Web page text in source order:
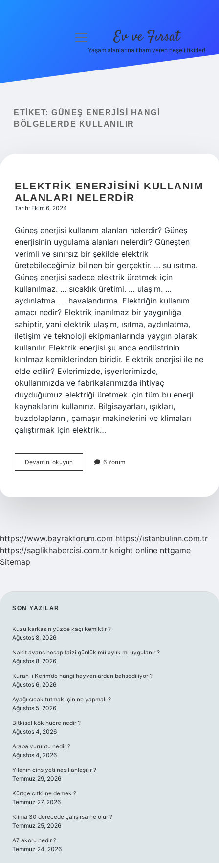
Yasal Uyarı
menüyü
Ev ve Fırsat
Yaşam alanlarına ilham veren neşeli fikirler!
ETIKET: GÜNEŞ ENERJISI HANGI
BÖLGELERDE KULLANILIR
ELEKTRIK ENERJISINI KULLANIM
ALANLARI NELERDIR
Tarih: Ekim 6, 2024
Güneş enerjisi kullanım alanları nelerdir? Güneş
enerjisinin uygulama alanları nelerdir? Güneşten
verimli ve sınırsız bir şekilde elektrik
üretebileceğimiz bilinen bir gerçektir. … su ısıtma.
Güneş enerjisi sadece elektrik üretmek için
kullanılmaz. … sıcaklık üretimi. … ulaşım. …
aydınlatma. … havalandırma. Elektriğin kullanım
amacı nedir? Elektrik inanılmaz bir yaygınlığa
sahiptir, yani elektrik ulaşım, ısıtma, aydınlatma,
iletişim ve teknoloji ekipmanlarında yaygın olarak
kullanılır. Elektrik enerjisi şu anda endüstrinin
kırılmaz kemiklerinden biridir. Elektrik enerjisi ile ne
elde edilir? Evlerimizde, işyerlerimizde,
okullarımızda ve fabrikalarımızda ihtiyaç
duyduğumuz elektriği üretmek için tüm bu enerji
kaynaklarını kullanırız. Bilgisayarları, ışıkları,
buzdolaplarını, çamaşır makinelerini ve klimaları
çalıştırmak için elektrik…
Devamını okuyun
Enerjisini
Nelerdir
6 Yorum
https://www.bayrakforum.com https://istanbulinn.com.tr
https://saglikhabercisi.com.tr knight online nttgame
Sitemap
SIDEBAR
SON YAZILAR
Kuzu karkasın yüzde kaçı kemiktir ?
Ağustos 8, 2026
Nakit avans hesap faizi günlük mü aylık mı uygulanır ?
Ağustos 8, 2026
Kur’an-ı Kerim’de hangi hayvanlardan bahsediliyor ?
Ağustos 6, 2026
Ayağı sıcak tutmak için ne yapmalı ?
Ağustos 5, 2026
Bitkisel kök hücre nedir ?
Ağustos 4, 2026
Araba vuruntu nedir ?
Ağustos 4, 2026
Yılanın cinsiyeti nasıl anlaşılır ?
Temmuz 29, 2026
Kürtçe cıtki ne demek ?
Temmuz 27, 2026
Klima 30 derecede çalışırsa ne olur ?
Temmuz 25, 2026
A7 akoru nedir ?
Temmuz 24, 2026